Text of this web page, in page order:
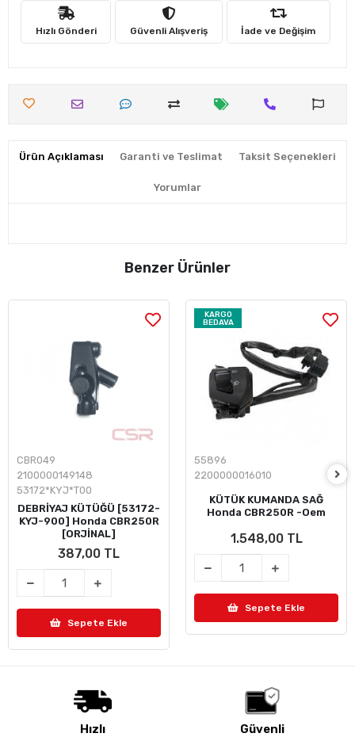
Hızlı Gönderi Güvenli Alışveriş İade ve Değişim
Ürün Açıklaması Garanti ve Teslimat Taksit Seçenekleri
Yorumlar
Benzer Ürünler
CBR049
2100000149148
53172*KYJ*T00
DEBRİYAJ KÜTÜĞÜ [53172-
KYJ-900] Honda CBR250R
[ORJİNAL]
387,00 TL
Sepete Ekle
KARGO
BEDAVA
55896
2200000016010
KÜTÜK KUMANDA SAĞ
Honda CBR250R -Oem
1.548,00 TL
Sepete Ekle
Hızlı Güvenli